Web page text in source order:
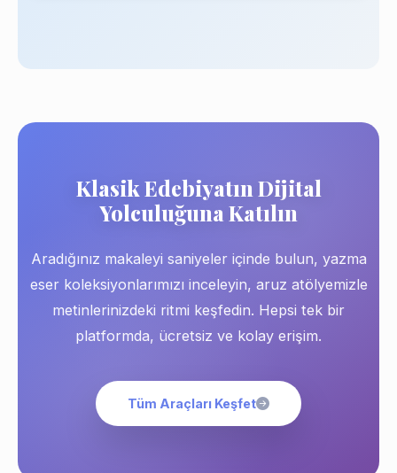
Klasik Edebiyatın Dijital
Yolculuğuna Katılın
Aradığınız makaleyi saniyeler içinde bulun, yazma
eser koleksiyonlarımızı inceleyin, aruz atölyemizle
metinlerinizdeki ritmi keşfedin. Hepsi tek bir
platformda, ücretsiz ve kolay erişim.
Tüm Araçları Keşfet